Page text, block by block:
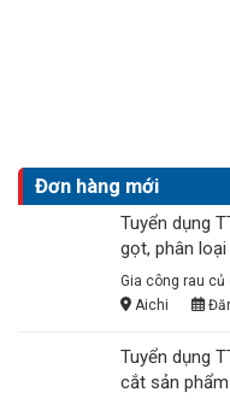
Đơn hàng mới
Tuyển dụng
gọt, phân
Gia công rau củ
Aichi
Tuyển dụng
cắt sản